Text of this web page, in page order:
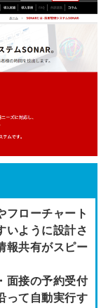
フローチャート
いように設計さ
報共有がスピー
面接の予約受付
って自動実行す